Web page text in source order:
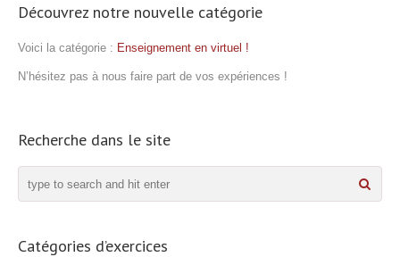
Découvrez notre nouvelle catégorie
Voici la catégorie : Enseignement en virtuel !
N’hésitez pas à nous faire part de vos expériences !
Recherche dans le site
Catégories d’exercices